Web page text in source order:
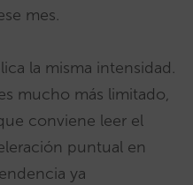
mes.
la misma intensidad.
mucho más limitado,
conviene leer el
puntual en
ya